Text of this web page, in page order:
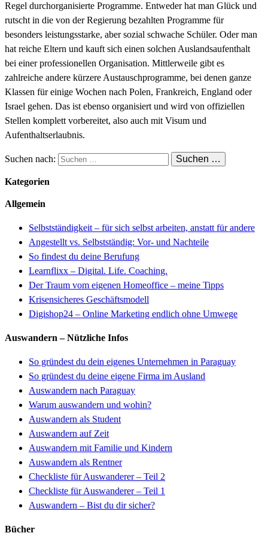
Regel durchorganisierte Programme. Entweder hat man Glück und
rutscht in die von der Regierung bezahlten Programme für
besonders leistungsstarke, aber sozial schwache Schüler. Oder man
hat reiche Eltern und kauft sich einen solchen Auslandsaufenthalt
bei einer professionellen Organisation. Mittlerweile gibt es
zahlreiche andere kürzere Austauschprogramme, bei denen ganze
Klassen für einige Wochen nach Polen, Frankreich, England oder
Israel gehen. Das ist ebenso organisiert und wird von offiziellen
Stellen komplett vorbereitet, also auch mit Visum und
Aufenthaltserlaubnis.
Suchen nach:
Kategorien
Allgemein
Selbstständigkeit – für sich selbst arbeiten, anstatt für andere
Angestellt vs. Selbstständig: Vor- und Nachteile
So findest du deine Berufung
Learnflixx – Digital. Life. Coaching.
Der Traum vom eigenen Homeoffice – meine Tipps
Krisensicheres Geschäftsmodell
Digishop24 – Online Marketing endlich ohne Umwege
Auswandern – Nützliche Infos
So gründest du dein eigenes Unternehmen in Paraguay
So gründest du deine eigene Firma im Ausland
Auswandern nach Paraguay
Warum auswandern und wohin?
Auswandern als Student
Auswandern auf Zeit
Auswandern mit Familie und Kindern
Auswandern als Rentner
Checkliste für Auswanderer– Teil 2
Checkliste für Auswanderer – Teil 1
Auswandern – Bist du dir sicher?
Bücher